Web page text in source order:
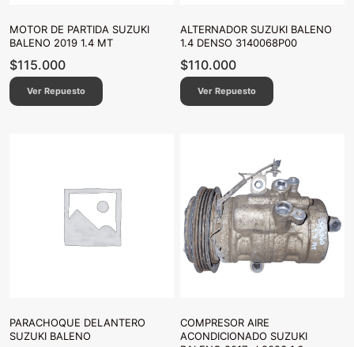
MOTOR DE PARTIDA SUZUKI
BALENO 2019 1.4 MT
$115.000
Ver Repuesto
ALTERNADOR SUZUKI BALENO
1.4 DENSO 3140068P00
$110.000
Ver Repuesto
PARACHOQUE DELANTERO
SUZUKI BALENO
COMPRESOR AIRE
ACONDICIONADO SUZUKI